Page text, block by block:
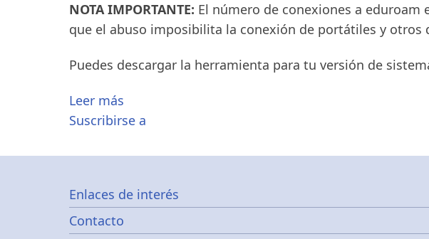
NOTA IMPORTANTE: El número de conexiones a
que el abuso imposibilita la conexión de portátiles y
Puedes descargar la herramienta para tu versión de
Leer más
Suscribirse a
Footer
Enlaces de interés
Contacto